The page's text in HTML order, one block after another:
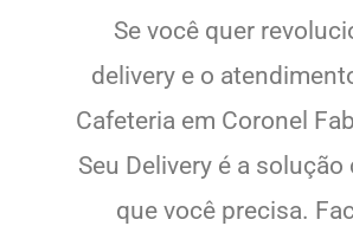
Se você quer
delivery e o
Cafeteria em Coronel
Seu Delivery é a
que você precisa.